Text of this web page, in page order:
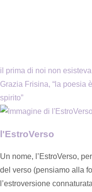
il prima di noi non
Grazia Frisina, “la poesia
spirito”
l'EstroVerso
Un nome, l’EstroVerso,
del verso (pensiamo alla
l’estroversione